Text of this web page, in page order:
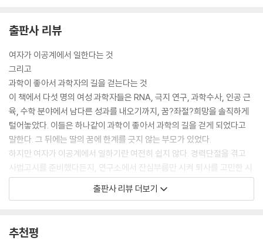
도 하지 않았고 세계적으로도 몇 곳에서만 연구가 진행되었기 때문에 내
가설대로 상황이 진행되지 않거나 문제에 부딪혔을 때 참고할 만한 내용이
나 멘토가 없었다. --- p.20
중학생이 되어 처음 맞은 어느 가을날, 문득 인생의 모든 것이 변한다는 생
각에 마음을 온통 빼앗기게 되었다. 하루 전만 해도 즐거운 일이 가득하면
서 희망적으로 보였던 세상이 갑자기 불안정하고 절망적으로 다가왔다. 세
상의 가치는 시대에 따라 변하고, 인간이 하는 일에는 절대적 진리가 없다
는 깨달음에 인생이 참 허무해 보였다. 그때 만난 것이 수학이다. --- p.49
국립과학수사연구원(국과수)을 배경으로 한 메디컬 드라마 〈싸인〉에는
“우리가 마지막이다. 이 사람이 왜 죽었는지를 알아낼 수 있는 마지막”이
주고 억울함을 밝혀 주는 곳이 바로 국과수다. 특히 화재사, 익사, 토막 살
출판사 리뷰
여자가 이공계에서 일한다는 것
그리고
과학이 좋아서 과학자의 길을 걷는다는 것
이 책에서 다섯 명의 여성 과학자들은 RNA, 극지 연구, 과학수사, 인공 근
육, 수학 분야에서 남다른 성과를 내오기까지, 꿈?좌절?희망을 솔직하게
털어놓았다. 이들은 하나같이 과학이 좋아서 과학의 길을 걷게 되었다고
말한다. 그 뒤에는 딸의 꿈에 한계를 긋지 않는 부모가 있었다.
하지만 여자가 이공계에서 일하기란 여전히 쉽지 않다. 경력단절을 겪고
사법고시를 준비했다든지, 연구소에서 잔심부름만 시켜 퇴사를 고민한 시
간도 있었다. 여성에게 쏠린 육아 부담으로 전쟁 같은 하루하루를 보내기
도 한다. 이들이 버틸 수 있었던 것은 ‘스타트업’만큼이나 불확실하지만 짜
한 흥미롭게 풀어낸다.
출판사 리뷰 더보기
추천평